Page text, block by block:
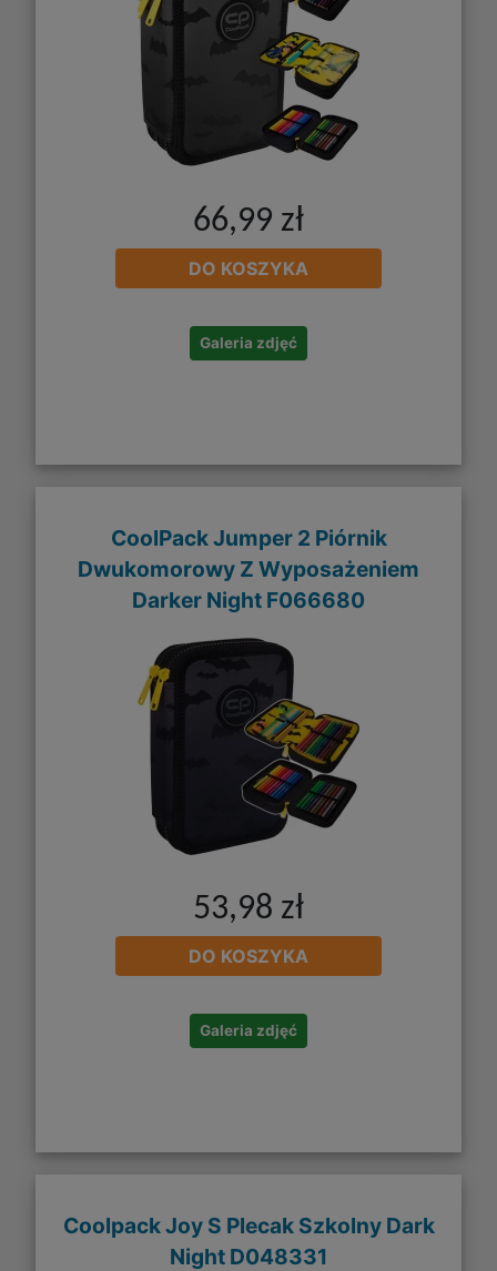
66,99 zł
DO KOSZYKA
Galeria zdjęć
CoolPack Jumper 2 Piórnik
Dwukomorowy Z Wyposażeniem
Darker Night F066680
53,98 zł
DO KOSZYKA
Galeria zdjęć
Coolpack Joy S Plecak Szkolny Dark
Night D048331